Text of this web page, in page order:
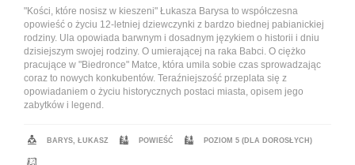
"Kości, które nosisz w kieszeni" Łukasza Barysa to współczesna
opowieść o życiu 12-letniej dziewczynki z bardzo biednej pabianickiej
rodziny. Ula opowiada barwnym i dosadnym językiem o historii i dniu
dzisiejszym swojej rodziny. O umierającej na raka Babci. O ciężko
pracujące w "Biedronce" Matce, która umila sobie czas sprowadzając
coraz to nowych konkubentów. Teraźniejszość przeplata się z
opowiadaniem o życiu historycznych postaci miasta, opisem jego
zabytków i legend.
BARYS, ŁUKASZ POWIEŚĆ POZIOM 5 (DLA DOROSŁYCH)